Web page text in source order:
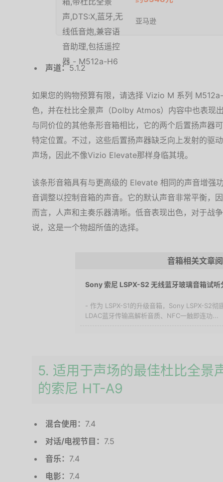
亚马逊
声道：5.1.2
如果您的购物预算有限，请选择 Vizio M 系列
色，并在杜比全景声（Dolby Atmos）内容中也表现
与同价位的其他条形音箱相比，它的两个后置扬声器
特定位置。不过，这些后置扬声器缺乏向上发射的驱
声场，因此不像Vizio Elevate那样身临其境。
该条形音箱具有与更高级的 Elevate 相同的声音增强
音调整以控制音箱的声音。它的默认声音非常平衡，
而言，人声和主奏乐器清晰。低音表现出色，对于战
说，这是一个物超所值的选择。
音箱相关文章
Sony 索尼 LSPX-S2 无线蓝牙玻璃音箱试听
- 作为 LSPX-S1的升级音箱，Sony LSPX-S2彻
LDAC蓝牙传输高解析音质、NFC一触即连功...
5. 适用于声场的最佳杜比全景
的索尼 HT-A9
混合使用： 7.4
对话/电视节目： 7.5
音乐： 7.4
电影： 7.4